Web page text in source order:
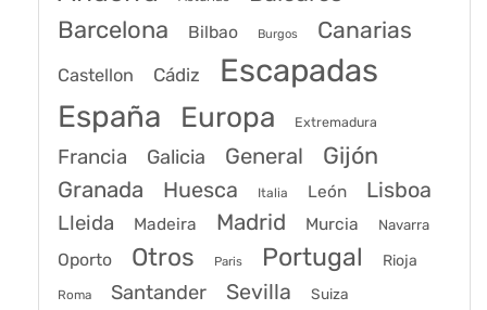
Barcelona Bilbao Burgos Canarias
Castellon Cádiz Escapadas
España Europa Extremadura
Francia Galicia General Gijón
Granada Huesca Italia León Lisboa
Lleida Madeira Madrid Murcia Navarra
Oporto Otros Paris Portugal Rioja
Roma Santander Sevilla Suiza